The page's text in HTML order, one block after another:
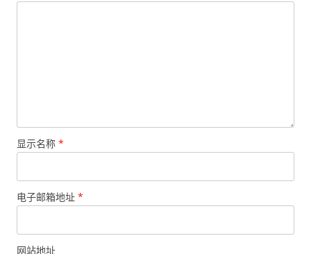
显示名称 *
电子邮箱地址 *
网站地址